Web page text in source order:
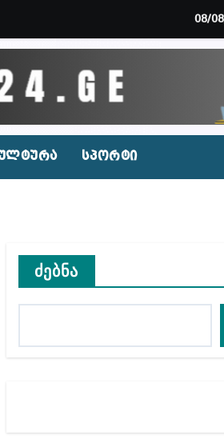
პატიმრობას ითვალისწინებს
შექმნილი რუსი
– ეკა კუპატაძე ნანუკა
საკანში მოთავსება,
ნაცვლად ცხენის ხორცი
08/
სპორტი
ძებნა